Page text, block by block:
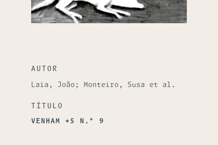
AUTOR
Laia, João; Monteiro, Susa et al.
TÍTULO
VENHAM +5 N.º 9